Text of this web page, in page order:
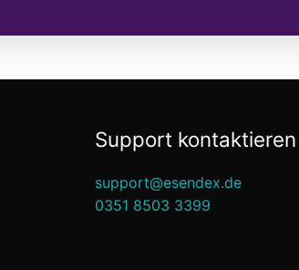
Support kontaktieren
support@esendex.de
0351 8503 3399